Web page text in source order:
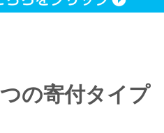
の寄付タイプ